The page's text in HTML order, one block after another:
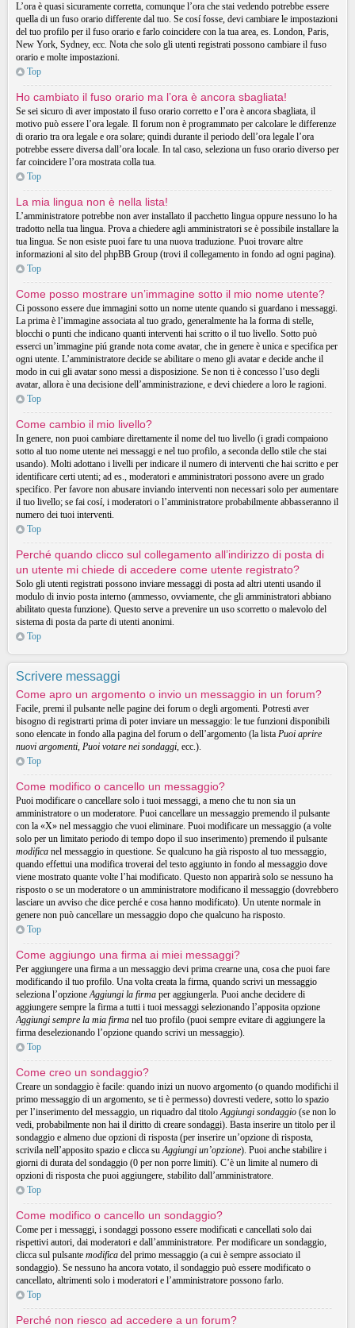
L’ora è quasi sicuramente corretta, comunque l’ora che stai vedendo potrebbe essere
quella di un fuso orario differente dal tuo. Se cosí fosse, devi cambiare le impostazioni
del tuo profilo per il fuso orario e farlo coincidere con la tua area, es. London, Paris,
New York, Sydney, ecc. Nota che solo gli utenti registrati possono cambiare il fuso
orario e molte impostazioni.
Top
Ho cambiato il fuso orario ma l’ora è ancora sbagliata!
Se sei sicuro di aver impostato il fuso orario corretto e l’ora è ancora sbagliata, il
motivo può essere l’ora legale. Il forum non è programmato per calcolare le differenze
di orario tra ora legale e ora solare; quindi durante il periodo dell’ora legale l’ora
potrebbe essere diversa dall’ora locale. In tal caso, seleziona un fuso orario diverso per
far coincidere l’ora mostrata colla tua.
Top
La mia lingua non è nella lista!
L’amministratore potrebbe non aver installato il pacchetto lingua oppure nessuno lo ha
tradotto nella tua lingua. Prova a chiedere agli amministratori se è possibile installare la
tua lingua. Se non esiste puoi fare tu una nuova traduzione. Puoi trovare altre
informazioni al sito del phpBB Group (trovi il collegamento in fondo ad ogni pagina).
Top
Come posso mostrare un’immagine sotto il mio nome utente?
Ci possono essere due immagini sotto un nome utente quando si guardano i messaggi.
La prima è l’immagine associata al tuo grado, generalmente ha la forma di stelle,
blocchi o punti che indicano quanti interventi hai scritto o il tuo livello. Sotto può
esserci un’immagine piú grande nota come avatar, che in genere è unica e specifica per
ogni utente. L’amministratore decide se abilitare o meno gli avatar e decide anche il
modo in cui gli avatar sono messi a disposizione. Se non ti è concesso l’uso degli
avatar, allora è una decisione dell’amministrazione, e devi chiedere a loro le ragioni.
Top
Come cambio il mio livello?
In genere, non puoi cambiare direttamente il nome del tuo livello (i gradi compaiono
sotto al tuo nome utente nei messaggi e nel tuo profilo, a seconda dello stile che stai
usando). Molti adottano i livelli per indicare il numero di interventi che hai scritto e per
identificare certi utenti; ad es., moderatori e amministratori possono avere un grado
specifico. Per favore non abusare inviando interventi non necessari solo per aumentare
il tuo livello; se fai cosí, i moderatori o l’amministratore probabilmente abbasseranno il
numero dei tuoi interventi.
Top
Perché quando clicco sul collegamento all’indirizzo di posta di
un utente mi chiede di accedere come utente registrato?
Solo gli utenti registrati possono inviare messaggi di posta ad altri utenti usando il
modulo di invio posta interno (ammesso, ovviamente, che gli amministratori abbiano
abilitato questa funzione). Questo serve a prevenire un uso scorretto o malevolo del
sistema di posta da parte di utenti anonimi.
Top
Scrivere messaggi
Come apro un argomento o invio un messaggio in un forum?
Facile, premi il pulsante nelle pagine dei forum o degli argomenti. Potresti aver
bisogno di registrarti prima di poter inviare un messaggio: le tue funzioni disponibili
sono elencate in fondo alla pagina del forum o dell’argomento (la lista Puoi aprire
nuovi argomenti, Puoi votare nei sondaggi, ecc.).
Top
Come modifico o cancello un messaggio?
Puoi modificare o cancellare solo i tuoi messaggi, a meno che tu non sia un
amministratore o un moderatore. Puoi cancellare un messaggio premendo il pulsante
con la «X» nel messaggio che vuoi eliminare. Puoi modificare un messaggio (a volte
solo per un limitato periodo di tempo dopo il suo inserimento) premendo il pulsante
modifica nel messaggio in questione. Se qualcuno ha già risposto al tuo messaggio,
quando effettui una modifica troverai del testo aggiunto in fondo al messaggio dove
viene mostrato quante volte l’hai modificato. Questo non apparirà solo se nessuno ha
risposto o se un moderatore o un amministratore modificano il messaggio (dovrebbero
lasciare un avviso che dice perché e cosa hanno modificato). Un utente normale in
genere non può cancellare un messaggio dopo che qualcuno ha risposto.
Top
Come aggiungo una firma ai miei messaggi?
Per aggiungere una firma a un messaggio devi prima crearne una, cosa che puoi fare
modificando il tuo profilo. Una volta creata la firma, quando scrivi un messaggio
seleziona l’opzioneAggiungi la firma per aggiungerla. Puoi anche decidere di
aggiungere sempre la firma a tutti i tuoi messaggi selezionando l’apposita opzione
Aggiungi sempre la mia firma nel tuo profilo (puoi sempre evitare di aggiungere la
firma deselezionando l’opzione quando scrivi un messaggio).
Top
Come creo un sondaggio?
Creare un sondaggio è facile: quando inizi un nuovo argomento (o quando modifichi il
primo messaggio di un argomento, se ti è permesso) dovresti vedere, sotto lo spazio
per l’inserimento del messaggio, un riquadro dal titoloAggiungi sondaggio (se non lo
vedi, probabilmente non hai il diritto di creare sondaggi). Basta inserire un titolo per il
sondaggio e almeno due opzioni di risposta (per inserire un’opzione di risposta,
scrivila nell’apposito spazio e clicca suAggiungi un’opzione). Puoi anche stabilire i
giorni di durata del sondaggio (0 per non porre limiti). C’è un limite al numero di
opzioni di risposta che puoi aggiungere, stabilito dall’amministratore.
Top
Come modifico o cancello un sondaggio?
Come per i messaggi, i sondaggi possono essere modificati e cancellati solo dai
rispettivi autori, dai moderatori e dall’amministratore. Per modificare un sondaggio,
clicca sul pulsante modifica del primo messaggio (a cui è sempre associato il
sondaggio). Se nessuno ha ancora votato, il sondaggio può essere modificato o
cancellato, altrimenti solo i moderatori e l’amministratore possono farlo.
Top
Perché non riesco ad accedere a un forum?